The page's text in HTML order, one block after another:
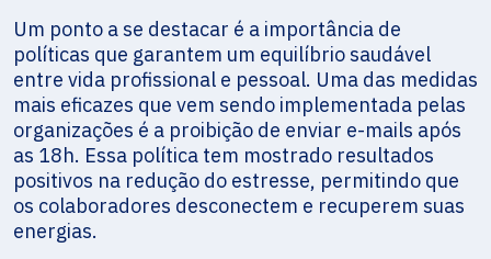
Um ponto a se destacar é a importância de
políticas que garantem um equilíbrio saudável
entre vida profissional e pessoal. Uma das medidas
mais eficazes que vem sendo implementada pelas
organizações é a proibição de enviar e-mails após
as 18h. Essa política tem mostrado resultados
positivos na redução do estresse, permitindo que
os colaboradores desconectem e recuperem suas
energias.